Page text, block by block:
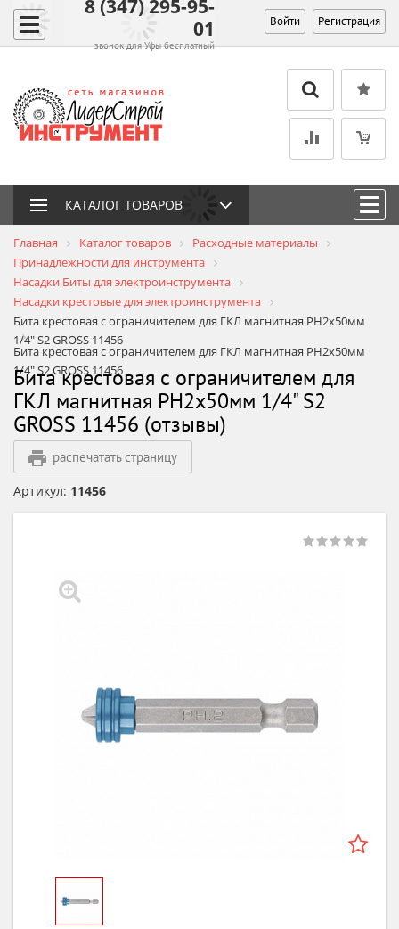
8 (347) 295-95-
01
звонок для Уфы бесплатный
Войти Регистрация
КАТАЛОГ ТОВАРОВ
Главная Каталог товаров
Расходные материалы
Принадлежности для инструмента
Насадки Биты для электроинструмента
Насадки крестовые для электроинструмента
Бита крестовая с ограничителем для ГКЛ магнитная PH2х50мм
1/4" S2 GROSS 11456
Бита крестовая с ограничителем для ГКЛ магнитная PH2х50мм
1/4" S2 GROSS 11456
Бита крестовая с ограничителем для
ГКЛ магнитная PH2х50мм 1/4" S2
GROSS 11456 (отзывы)
распечатать страницу
Артикул: 11456